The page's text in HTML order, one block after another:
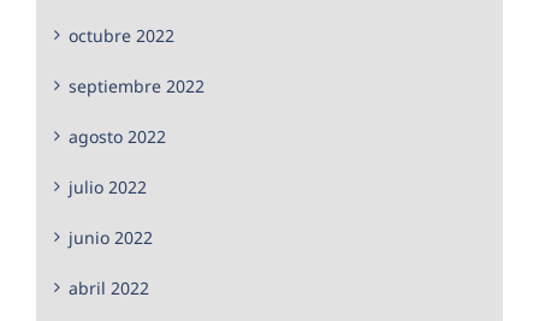
octubre 2022
septiembre 2022
agosto 2022
julio 2022
junio 2022
abril 2022